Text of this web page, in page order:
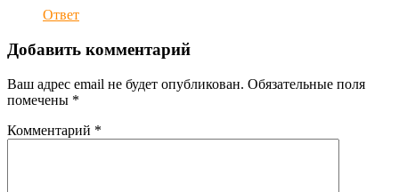
Ответ
Добавить комментарий
Ваш адрес email не будет опубликован. Обязательные поля
помечены *
Комментарий *